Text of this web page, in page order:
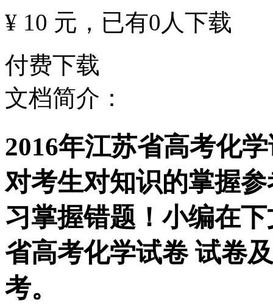
¥ 10 元 ，已有0 人下载
付费下载
文档简介：
2016年江苏省高考化
对考生对知识的掌握
习掌握错题！小编在
省高考化学试卷 试卷
考。